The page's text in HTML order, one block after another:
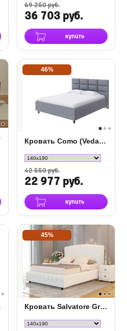
69 250 руб.
36 703 руб.
купить
46%
Кровать Como (Veda) 8 ткань
42 550 руб.
22 977 руб.
купить
45%
Кровать Salvatore Grand